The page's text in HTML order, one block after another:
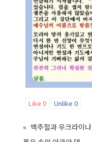
Like 0 Unlike 0
« 맥추절과 우크라이나